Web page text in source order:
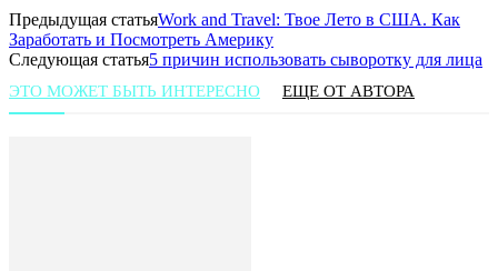
Предыдущая статьяWork and Travel: Твое Лето в США. Как
Заработать и Посмотреть Америку
Следующая статья5 причин использовать сыворотку для лица
ЭТО МОЖЕТ БЫТЬ ИНТЕРЕСНО ЕЩЕ ОТ АВТОРА